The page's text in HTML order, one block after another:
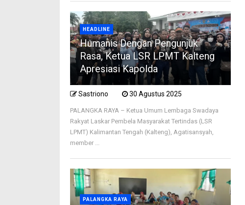
HEADLINE
Humanis Dengan Pengunjuk
Rasa, Ketua LSR LPMT Kalteng
Apresiasi Kapolda
Sastriono 30 Agustus 2025
PALANGKA RAYA – Ketua Umum Lembaga Swadaya
Rakyat Laskar Pembela Masyarakat Tertindas (LSR
LPMT) Kalimantan Tengah (Kalteng), Agatisansyah,
member ...
PALANGKA RAYA